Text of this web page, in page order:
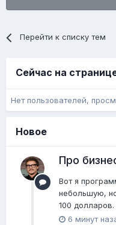
Перейти к списку тем
Сейчас на
Нет пользователей,
Новое
Про
Вот я
небольшую,
100
6 минут